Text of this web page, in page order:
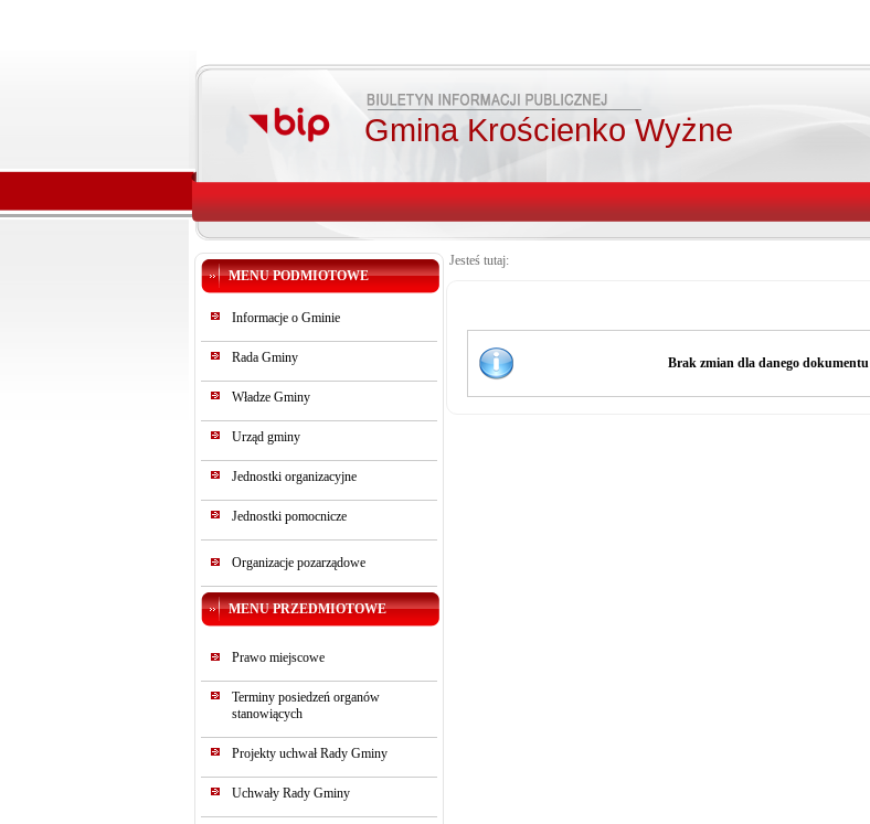
Gmina Krościenko Wyżne
MENU PODMIOTOWE
Informacje o Gminie
Rada Gminy
Władze Gminy
Urząd gminy
Jednostki organizacyjne
Jednostki pomocnicze
Organizacje pozarządowe
MENU PRZEDMIOTOWE
Prawo miejscowe
Terminy posiedzeń organów
stanowiących
Projekty uchwał Rady Gminy
Uchwały Rady Gminy
Jesteś tutaj:
Brak zmian dla danego dokumentu